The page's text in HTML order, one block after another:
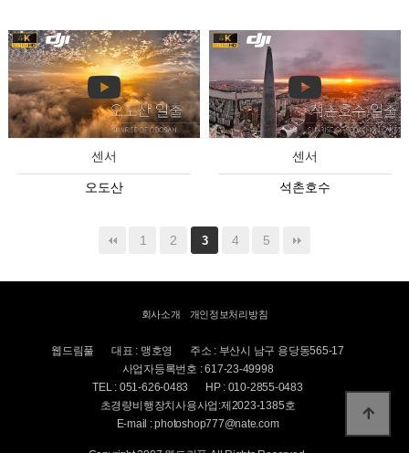
센서
오도산
센서
석촌호수
1 2 3 4 5
회사소개 개인정보처리방침
웹드림풀 대표 : 맹호영
주소 : 부산시 남구 용당동565-17
사업자등록번호 : 617-23-49998
TEL : 051-626-0483
HP : 010-2855-0483
초경량비행장치사용사업:제2023-1385호
E-mail : photoshop777@nate.com